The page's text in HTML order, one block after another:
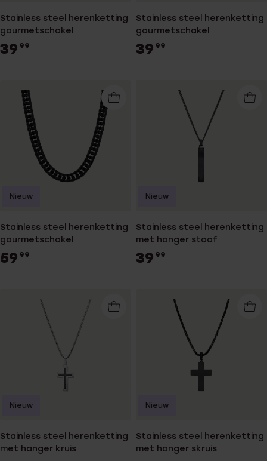
Stainless steel herenketting
gourmetschakel
39 99
Stainless steel herenketting
gourmetschakel
39 99
Stainless steel herenketting
gourmetschakel
59 99
Nieuw
Stainless steel herenketting
met hanger staaf
39 99
Nieuw
Stainless steel herenketting
met hanger kruis
Nieuw
Stainless steel herenketting
met hanger skruis
Nieuw